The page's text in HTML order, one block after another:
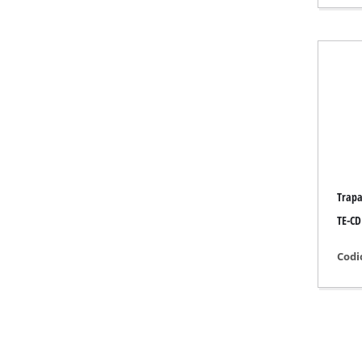
TE-